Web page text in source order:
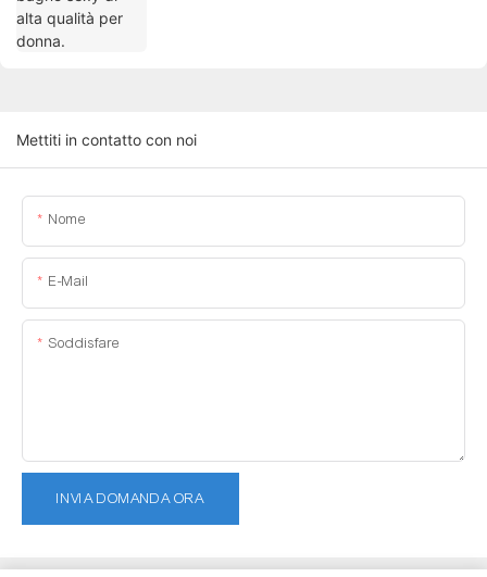
Mettiti in contatto con noi
Nome
E-Mail
Soddisfare
INVIA DOMANDA ORA